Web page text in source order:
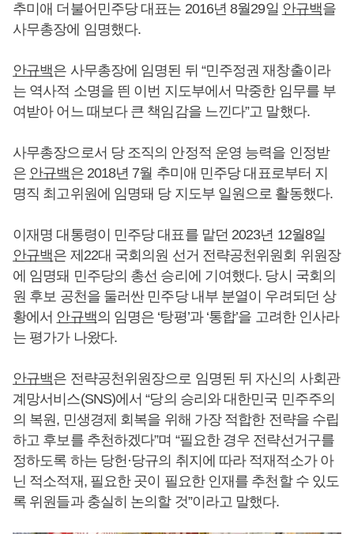
추미애 더불어민주당 대표는 2016년 8월29일 안규백을
사무총장에 임명했다.
안규백은 사무총장에 임명된 뒤 “민주정권 재창출이라
는 역사적 소명을 띈 이번 지도부에서 막중한 임무를 부
여받아 어느 때보다 큰 책임감을 느낀다”고 말했다.
사무총장으로서 당 조직의 안정적 운영 능력을 인정받
은 안규백은 2018년 7월 추미애 민주당 대표로부터 지
명직 최고위원에 임명돼 당 지도부 일원으로 활동했다.
이재명 대통령이 민주당 대표를 맡던 2023년 12월8일
안규백은 제22대 국회의원 선거 전략공천위원회 위원장
에 임명돼 민주당의 총선 승리에 기여했다. 당시 국회의
원 후보 공천을 둘러싼 민주당 내부 분열이 우려되던 상
황에서 안규백의 임명은 ‘탕평’과 ‘통합’을 고려한 인사라
는 평가가 나왔다.
안규백은 전략공천위원장으로 임명된 뒤 자신의 사회관
계망서비스(SNS)에서 “당의 승리와 대한민국 민주주의
의 복원, 민생경제 회복을 위해 가장 적합한 전략을 수립
하고 후보를 추천하겠다”며 “필요한 경우 전략선거구를
정하도록 하는 당헌·당규의 취지에 따라 적재적소가 아
닌 적소적재, 필요한 곳이 필요한 인재를 추천할 수 있도
록 위원들과 충실히 논의할 것”이라고 말했다.